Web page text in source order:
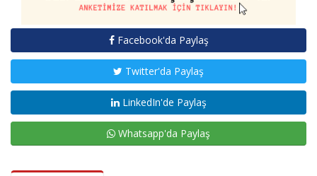
Facebook'da Paylaş
Twitter'da Paylaş
LinkedIn'de Paylaş
Whatsapp'da Paylaş